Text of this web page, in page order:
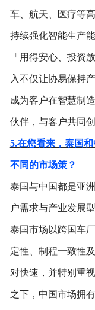
车、航天、医疗等
持续强化智能生产
「用得安心、投资
入不仅让协易保持
成为客户在智慧制
伙伴，与客户共同
5.在您看来，泰国
不同的市场策？
泰国与中国都是亚
户需求与产业发展
泰国市场以跨国车
定性、制程一致性
对快速，并特别重
之下，中国市场拥